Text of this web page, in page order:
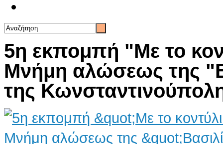
5η εκπομπή "Με το
Μνήμη αλώσεως της
της